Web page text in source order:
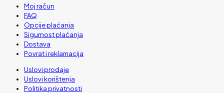
Moj račun
FAQ
Opcije plaćanja
Sigurnost plaćanja
Dostava
Povrat i reklamacija
Uslovi prodaje
Uslovi korištenja
Politika privatnosti